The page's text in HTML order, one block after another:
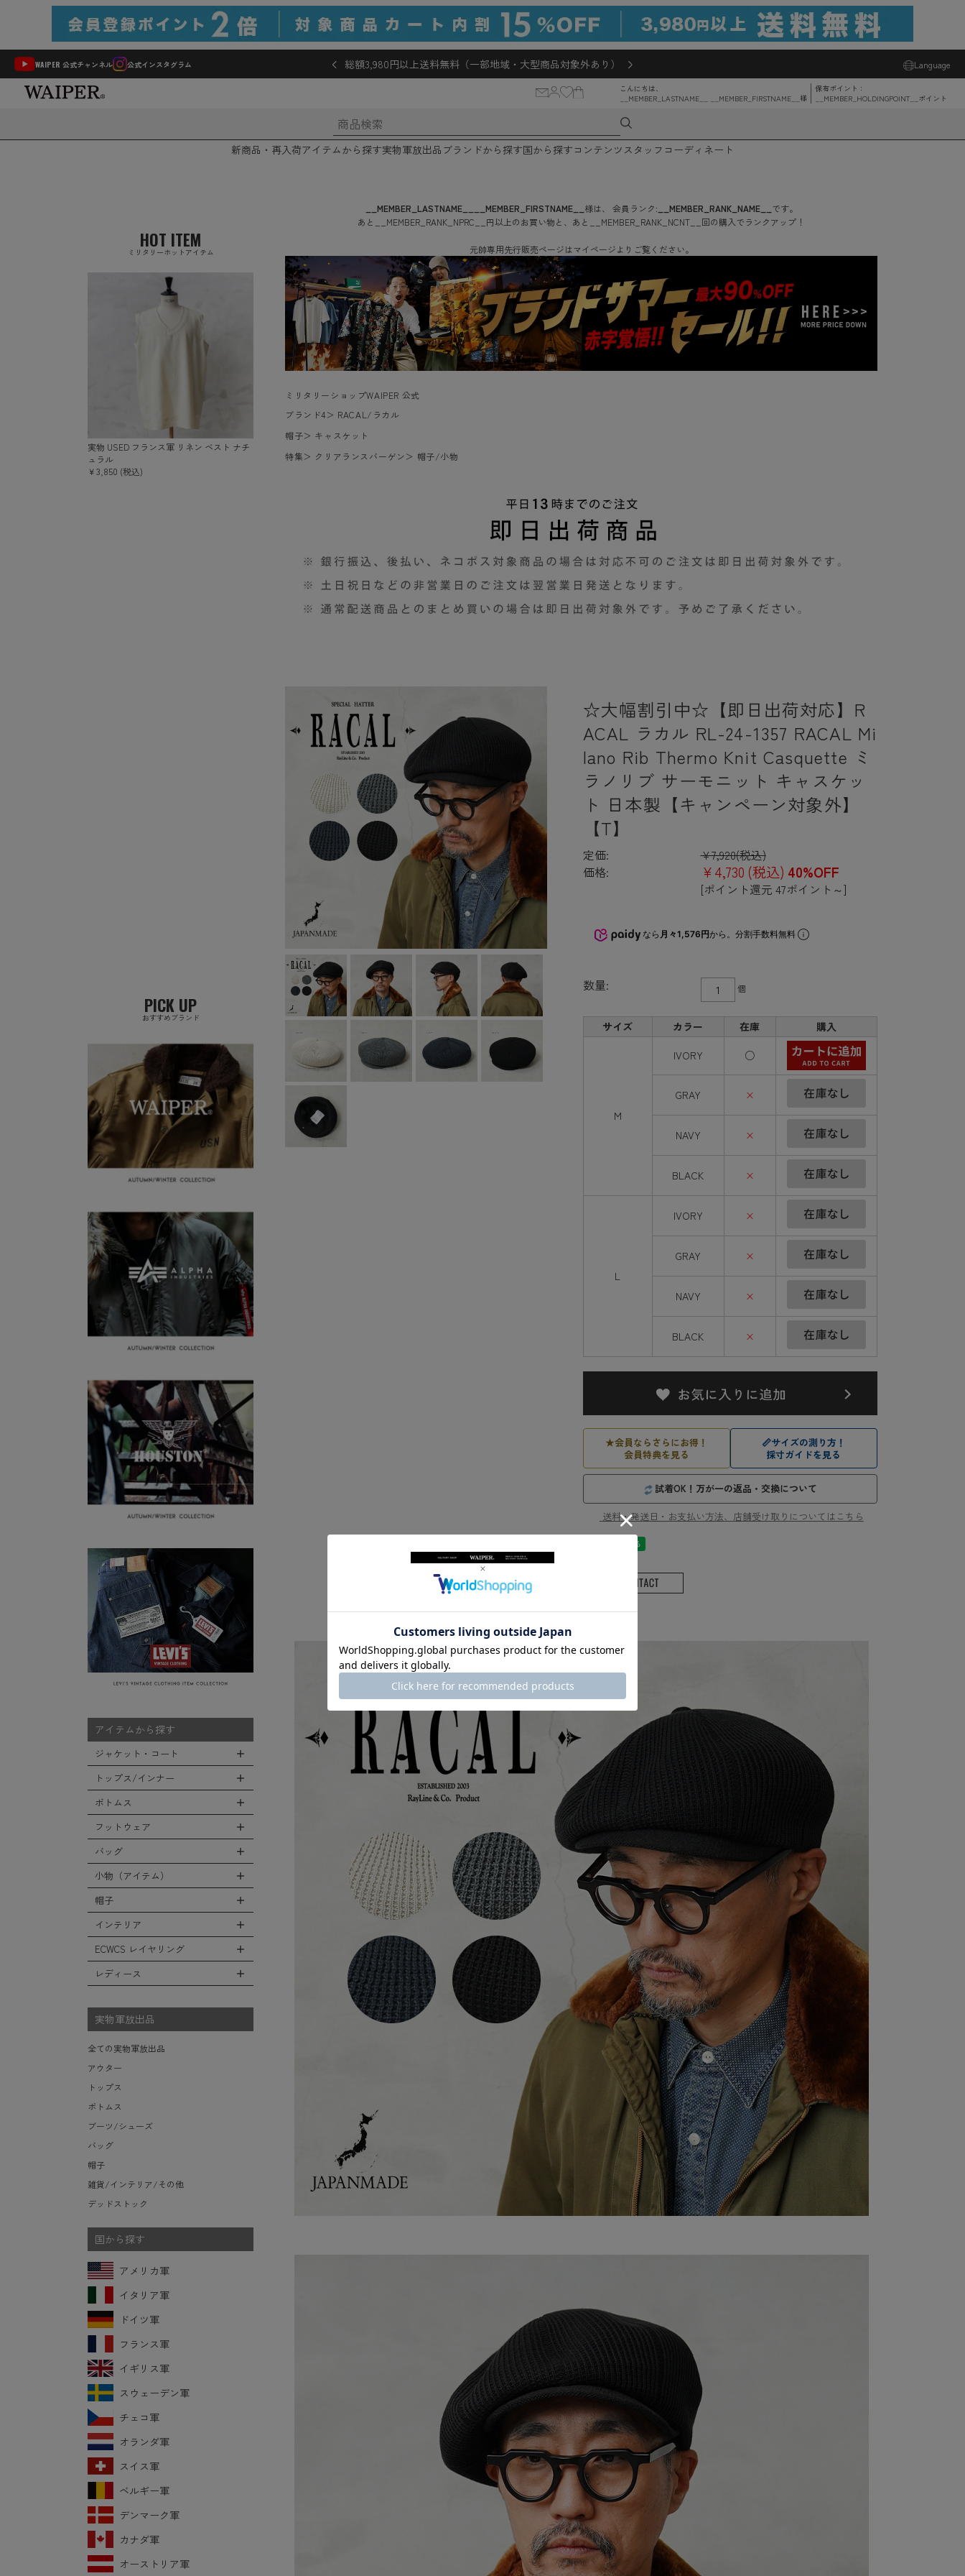
WAIPER 公式チャンネル 公式インスタグラム 総額3,980円以上送料無料（一部地域・大型商品対象外あり） Language
こんにちは、
__MEMBER_LASTNAME__ __MEMBER_FIRSTNAME__ 様
保有ポイント：
__MEMBER_HOLDINGPOINT__
ポイント
新商品・再入荷アイテムから探す実物軍放出品 ブランドから探す国から探す コンテンツ スタッフコーディネート
__MEMBER_LASTNAME__ __MEMBER_FIRSTNAME__ 様は、 会員ランク: __MEMBER_RANK_NAME__ です。
あと
__MEMBER_RANK_NPRC__ 円以上のお買い物と、あと __MEMBER_RANK_NCNT__ 回の購入でランクアップ！
元帥専用先行販売ページはマイページよりご覧ください。
ミリタリーショップWAIPER 公式
ブランド4＞ RACAL/ラカル
帽子＞ キャスケット
特集＞ クリアランスバーゲン＞ 帽子/小物
☆大幅割引中☆【即日出荷対応】R
ACAL ラカル RL-24-1357 RACAL Mi
lano Rib Thermo Knit Casquette ミ
ラノリブ サーモニット キャスケッ
ト 日本製【キャンペーン対象外】
【T】
定価: ¥7,920(税込)
価格:
¥4,730 (税込) 40%OFF
[ポイント還元 47ポイント～]
なら 月々1,576円から。分割手数料無料
数量: 個
サイズ カラー 在庫 購入
M
IVORY ○
GRAY ×
NAVY ×
BLACK ×
L
IVORY ×
GRAY ×
NAVY ×
BLACK ×
★会員ならさらにお得！
会員特典を見る
📏サイズの測り方！
採寸ガイドを見る
試着OK！万が一の返品・交換について
送料・発送日・お支払い方法、店舗受け取りについてはこちら
HOT ITEM
ミリタリーホットアイテム
実物 USED フランス軍 リネン ベスト ナチ
ュラル
￥3,850 (税込)
PICK UP
おすすめブランド
アイテムから探す
ジャケット・コート
全てのジャケット・コート
LEVEL7
フライトジャケット
M-65ジャケット
タンカースジャケット
コート
フリースジャケット
レザーアウター
ジャケットライナー
モッズコート
トップス/インナー
全てのトップス/インナー
Tシャツ
シャツ
スウェット/パーカー
セーター/カーディガン
ベスト
タンクトップ
ボトムス
全てのボトムス
カーゴパンツ
デニムパンツ
チノ，ワークパンツ
ファティーグパンツ
ナイロンパンツ
スウェットパンツ
ショートパンツ
アンダー（下着）
フットウェア
全てのフットウェア
ブーツ
シューズ・スニーカー
サンダル
レインシューズ・ブーツ
ソックス/靴下
バッグ
全てのバッグ
リュックサック
ショルダーバッグ
ヘルメットバッグ
トートバッグ
ダッフルバッグ
ボストンバッグ
ポーチ/ケース/etc
スーツケース/キャリーバッグ
ビジネスバッグ
小物（アイテム）
全ての小物（アイテム）
グローブ（手袋）
防寒物（ネックウォーマーetc）
傘/ポンチョ
ミリタリーウォッチ
サングラス・ゴーグル
帽子
全ての帽子
キャップ
ハット
ニット帽（ビーニー）
ベレー帽
ハンチング
キャスケット
その他
インテリア
全てのインテリア
デスク、椅子、家具
ボックス/ガソリン缶/etc
生地・テントシェル
ECWCS レイヤリング
全てのECWCS
ミッドベースレイヤー Level.2
ウィンドレイヤー Level.4
ソフトシェルレイヤー Level.5
ハードシェルレイヤー Level.6
アウターレイヤー Level.7
レディース
実物軍放出品
全ての実物軍放出品
アウター
トップス
ボトムス
ブーツ/シューズ
バッグ
帽子
雑貨/インテリア/その他
デッドストック
国から探す
アメリカ軍
イタリア軍
ドイツ軍
フランス軍
イギリス軍
スウェーデン軍
チェコ軍
オランダ軍
スイス軍
ベルギー軍
デンマーク軍
カナダ軍
オーストリア軍